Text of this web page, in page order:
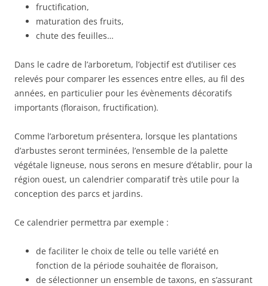
fructification,
maturation des fruits,
chute des feuilles…
Dans le cadre de l’arboretum, l’objectif est d’utiliser ces
relevés pour comparer les essences entre elles, au fil des
années, en particulier pour les évènements décoratifs
importants (floraison, fructification).
Comme l’arboretum présentera, lorsque les plantations
d’arbustes seront terminées, l’ensemble de la palette
végétale ligneuse, nous serons en mesure d’établir, pour la
région ouest, un calendrier comparatif très utile pour la
conception des parcs et jardins.
Ce calendrier permettra par exemple :
de faciliter le choix de telle ou telle variété en
fonction de la période souhaitée de floraison,
de sélectionner un ensemble de taxons, en s’assurant